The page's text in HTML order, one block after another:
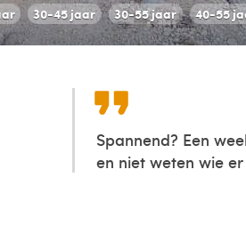
30-45 jaar 30-55 jaar 40-55
Spannend? Een
en niet weten wie